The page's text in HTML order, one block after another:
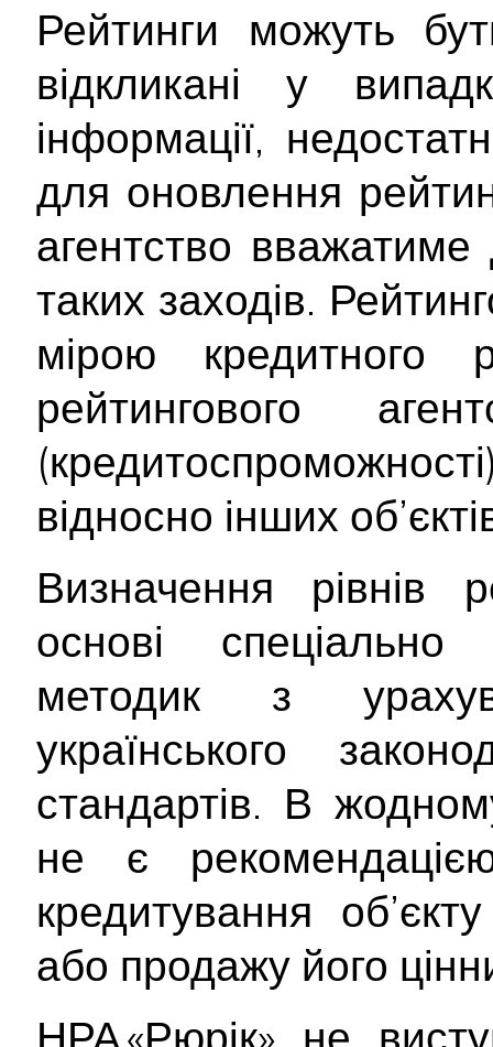
Рейтинги можуть
відкликані у
інформації,
для оновлення
агентство вважатиме
таких заходів.
мірою
рейтингового
відносно інших
Визначення рівнів
основі спеціально
методик з
українського
стандартів. В
не є
кредитування
або продажу його